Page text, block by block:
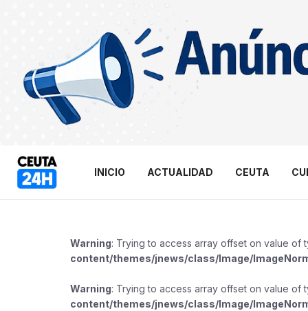
INICIO ACTUALIDAD CEUTA
Warning: Trying to access array offset on value of
content/themes/jnews/class/Image/
Warning: Trying to access array offset on value of
content/themes/jnews/class/Image/